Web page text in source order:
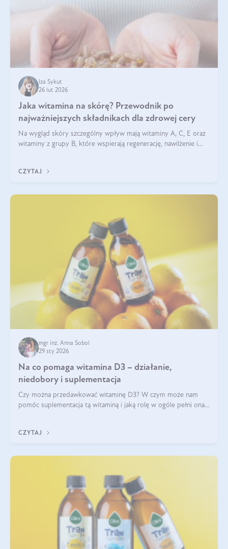
Iza Sykut
26 lut 2026
Jaka witamina na skórę? Przewodnik po
najważniejszych składnikach dla zdrowej cery
Na wygląd skóry szczególny wpływ mają witaminy A, C, E oraz
witaminy z grupy B, które wspierają regenerację, nawilżenie i
CZYTAJ
mgr inż. Anna Sobol
29 sty 2026
Na co pomaga witamina D3 – działanie,
niedobory i suplementacja
Czy można przedawkować witaminę D3? W czym może nam
pomóc suplementacja tą witaminą i jaką rolę w ogóle pełni ona
robić?
CZYTAJ